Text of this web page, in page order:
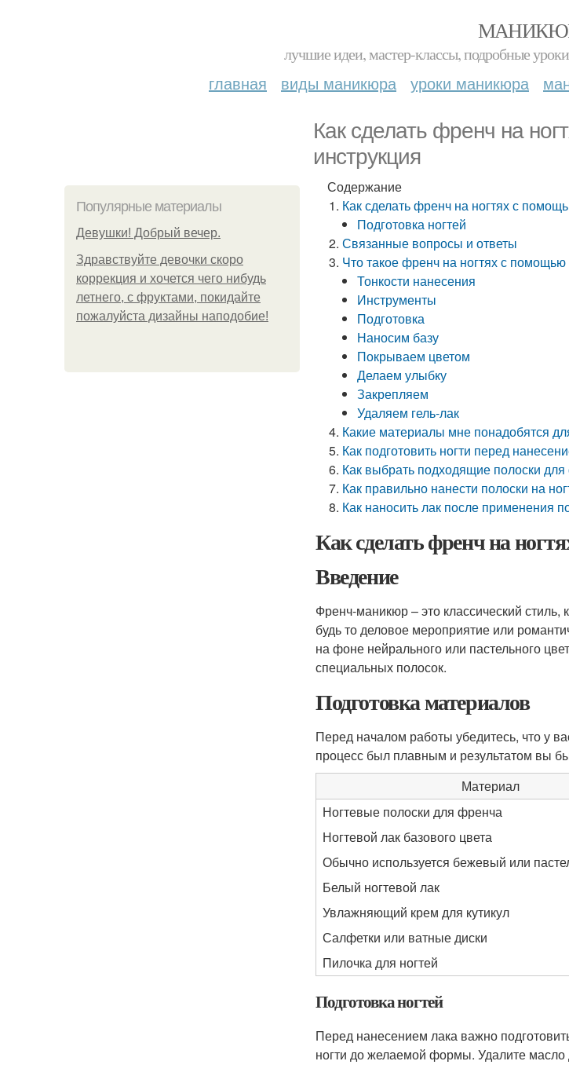
лучшие идеи, мастер-классы, подробные
главная виды маникюра уроки маникюра
Как сделать френч на
инструкция
Популярные материалы
Девушки! Добрый вечер.
Здравствуйте девочки скоро
коррекция и хочется чего нибудь
летнего, с фруктами, покидайте
пожалуйста дизайны наподобие!
Содержание
Как сделать френч на ногтях с
Подготовка ногтей
Связанные вопросы и ответы
Что такое френч на ногтях с помощью
Тонкости нанесения
Инструменты
Подготовка
Наносим базу
Покрываем цветом
Делаем улыбку
Закрепляем
Удаляем гель-лак
Какие материалы мне понадобятся
Как подготовить ногти перед
Как выбрать подходящие полоски
Как правильно нанести полоски на
Как наносить лак после применения
Как сделать френч на
Введение
Френч-маникюр – это классический
будь то деловое мероприятие или
на фоне нейрального или пастельного
специальных полосок.
Подготовка материалов
Перед началом работы убедитесь, что у
процесс был плавным и результатом вы
Материал
Ногтевые полоски для френча
Ногтевой лак базового цвета
Обычно используется бежевый или
Белый ногтевой лак
Увлажняющий крем для кутикул
Салфетки или ватные диски
Пилочка для ногтей
Подготовка ногтей
Перед нанесением лака важно
ногти до желаемой формы. Удалите масло